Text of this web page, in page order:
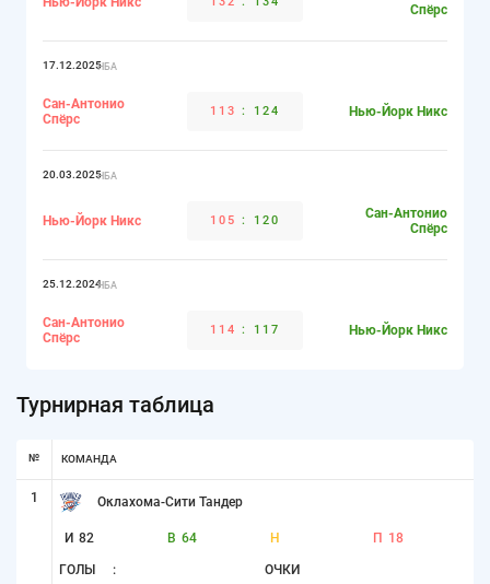
Спёрс
17.12.2025НБА
Сан-Антонио
Спёрс
113 : 124 Нью-Йорк Никс
20.03.2025НБА
Нью-Йорк Никс 105 : 120
Сан-Антонио
Спёрс
25.12.2024НБА
Сан-Антонио
Спёрс
114 : 117 Нью-Йорк Никс
Турнирная таблица
№ КОМАНДА
1 Оклахома-Сити Тандер
И 82 В 64 Н П 18
ГОЛЫ : ОЧКИ